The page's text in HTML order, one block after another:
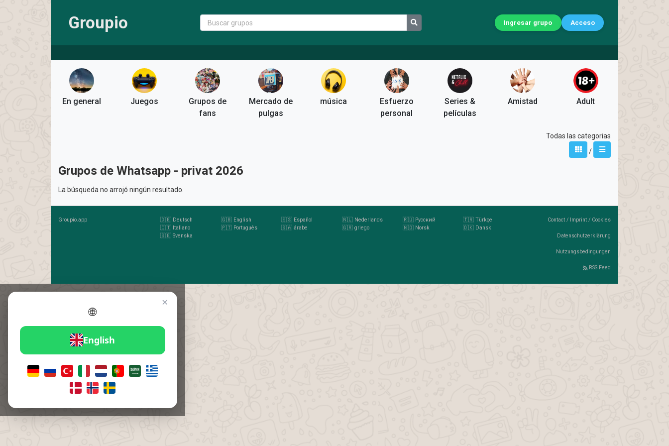
Groupio Ingresar grupo Acceso
En general Juegos
Grupos de
fans
Mercado de
pulgas
música
Esfuerzo
personal
Series &
películas
Amistad Adult
Todas las categorias
/
Grupos de Whatsapp - privat 2026
La búsqueda no arrojó ningún resultado.
Groupio.app 🇩🇪 Deutsch 🇬🇧 English 🇪🇸 Español 🇳🇱 Nederlands 🇷🇺 Pусский
🇹🇷 Türkçe
🇮🇹 Italiano
🇵🇹 Português 🇸🇦 árabe 🇬🇷 griego 🇳🇴 Norsk
🇩🇰 Dansk
🇸🇪 Svenska
Contact / Imprint / Cookies
Datenschutzerklärung
Nutzungsbedingungen
RSS Feed
×
🌐
English